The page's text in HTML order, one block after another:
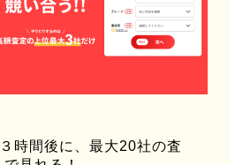
時間後に、最大20社の査